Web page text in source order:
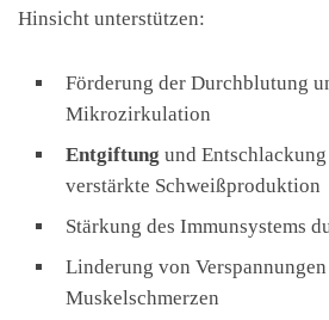
Hinsicht unterstützen:
Förderung der Durchblutung
Mikrozirkulation
Entgiftung und
verstärkte Schweißproduktion
Stärkung des Immunsystems
Linderung von
Muskelschmerzen